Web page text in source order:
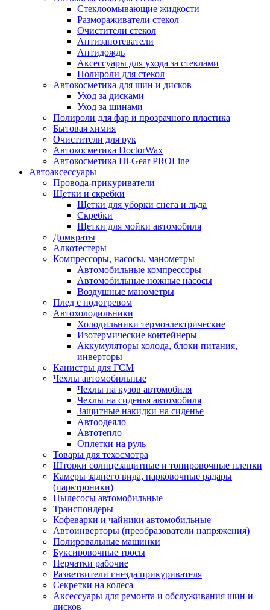
Стеклоомывающие жидкости
Размораживатели стекол
Очистители стекол
Антизапотеватели
Антидождь
Аксессуары для ухода за стеклами
Полироли для стекол
Автокосметика для шин и дисков
Уход за дисками
Уход за шинами
Полироли для фар и прозрачного пластика
Бытовая химия
Очистители для рук
Автокосметика DoctorWax
Автокосметика Hi-Gear PROLine
Автоаксессуары
Провода-прикуриватели
Щетки и скребки
Щетки для уборки снега и льда
Скребки
Щетки для мойки автомобиля
Домкраты
Алкотестеры
Компрессоры, насосы, манометры
Автомобильные компрессоры
Автомобильные ножные насосы
Воздушные манометры
Плед с подогревом
Автохолодильники
Холодильники термоэлектрические
Изотермические контейнеры
Аккумуляторы холода, блоки питания,
инверторы
Канистры для ГСМ
Чехлы автомобильные
Чехлы на кузов автомобиля
Чехлы на сиденья автомобиля
Защитные накидки на сиденье
Автоодеяло
Автотепло
Оплетки на руль
Товары для техосмотра
Шторки солнцезащитные и тонировочные пленки
Камеры заднего вида, парковочные радары
(парктроники)
Пылесосы автомобильные
Транспондеры
Кофеварки и чайники автомобильные
Автоинверторы (преобразователи напряжения)
Полировальные машинки
Буксировочные тросы
Перчатки рабочие
Разветвители гнезда прикуривателя
Секретки на колеса
Аксессуары для ремонта и обслуживания ‎шин и
дисков